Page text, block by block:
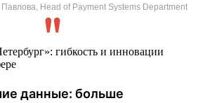
Head of Payment Systems Department
данные: больше